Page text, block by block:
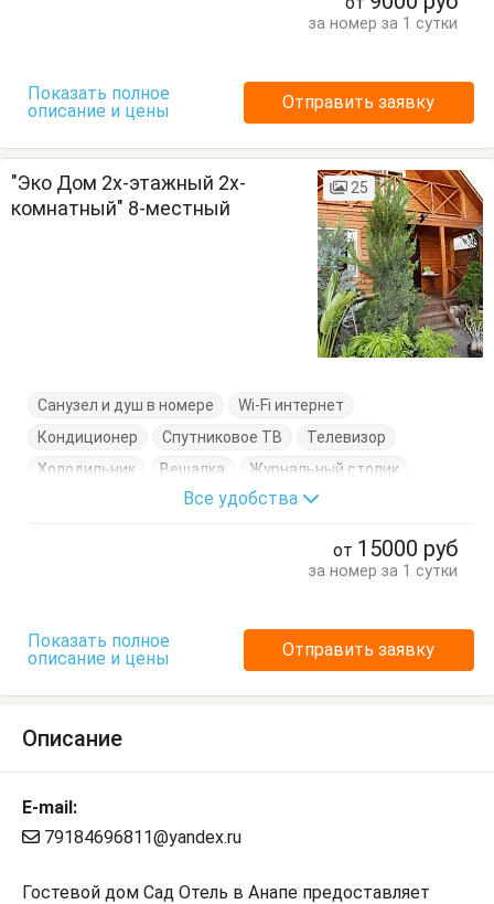
за номер за 1 сутки
Показать полное
описание и цены
Отправить заявку
"Эко Дом 2х-этажный 2х-
комнатный" 8-местный
25
Санузел и душ в номере
Wi-Fi интернет
Кондиционер
Спутниковое ТВ
Телевизор
Холодильник
Вешалка
Журнальный столик
Кровати двуспальные
Кровати односпальные
Шкаф
Все удобства
от 15000 руб
за номер за 1 сутки
Показать полное
описание и цены
Отправить заявку
Описание
E-mail:
79184696811@yandex.ru
Гостевой дом Сад Отель в Анапе предоставляет